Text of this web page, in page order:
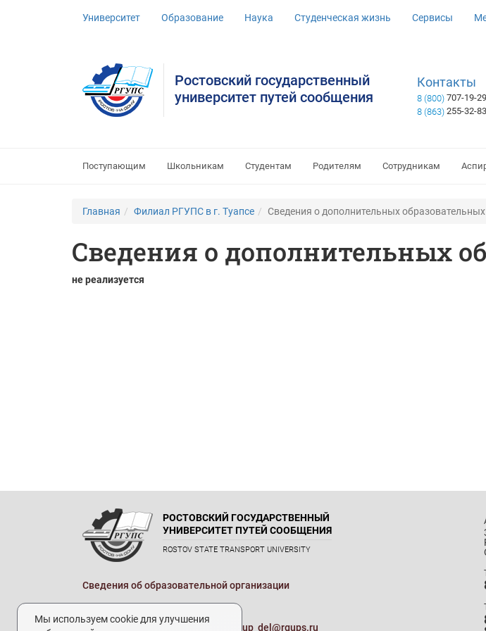
Университет Образование Наука Студенческая жизнь Сервисы
Ростовский государственный
университет путей сообщения
Контакты
8 (800) 707-19-29
8 (863) 255-32-83
Поступающим Школьникам Студентам Родителям Сотрудникам
Главная Филиал РГУПС в г. Туапсе Сведения о дополнительных
Сведения о дополнительных
не реализуется
РОСТОВСКИЙ ГОСУДАРСТВЕННЫЙ
УНИВЕРСИТЕТ ПУТЕЙ СООБЩЕНИЯ
ROSTOV STATE TRANSPORT UNIVERSITY
Сведения об образовательной организации
Реквизиты
Электронная почта университета: up_del@rgups.ru
Мы используем cookie для улучшения